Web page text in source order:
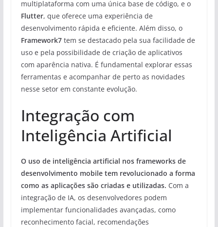
multiplataforma com uma única base de código, e o
Flutter, que oferece uma experiência de
desenvolvimento rápida e eficiente. Além disso, o
Framework7tem se destacado pela sua facilidade de
uso e pela possibilidade de criação de aplicativos
com aparência nativa. É fundamental explorar essas
ferramentas e acompanhar de perto as novidades
nesse setor em constante evolução.
Integração com
Inteligência Artificial
O uso de inteligência artificial nos frameworks de
desenvolvimento mobile tem revolucionado a forma
como as aplicações são criadas e utilizadas. Com a
integração de IA, os desenvolvedores podem
implementar funcionalidades avançadas, como
reconhecimento facial, recomendações